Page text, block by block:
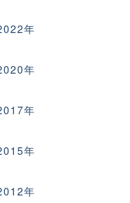
年
年
年
年
年